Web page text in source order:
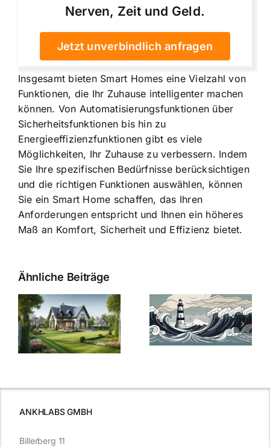
Nerven, Zeit und Geld.
Jetzt unverbindlich anfragen
Insgesamt bieten Smart Homes eine Vielzahl von
Funktionen, die Ihr Zuhause intelligenter machen
können. Von Automatisierungsfunktionen über
Sicherheitsfunktionen bis hin zu
Energieeffizienzfunktionen gibt es viele
Möglichkeiten, Ihr Zuhause zu verbessern. Indem
Sie Ihre spezifischen Bedürfnisse berücksichtigen
und die richtigen Funktionen auswählen, können
Sie ein Smart Home schaffen, das Ihren
Anforderungen entspricht und Ihnen ein höheres
Maß an Komfort, Sicherheit und Effizienz bietet.
Ähnliche Beiträge
Bauzinsen im
Sturm: Die
aktuelle
Entwicklung
Die Evolution
der
Bauzinsen: Ein
Blick in die
ANKHLABS GMBH
Billerberg 11